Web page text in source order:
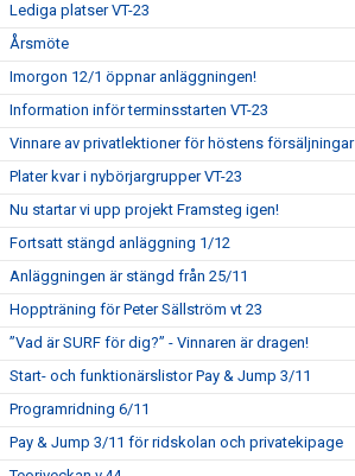
Lediga platser VT-23
Årsmöte
Imorgon 12/1 öppnar anläggningen!
Information inför terminsstarten VT-23
Vinnare av privatlektioner för höstens försäljningar
Plater kvar i nybörjargrupper VT-23
Nu startar vi upp projekt Framsteg igen!
Fortsatt stängd anläggning 1/12
Anläggningen är stängd från 25/11
Hoppträning för Peter Sällström vt 23
”Vad är SURF för dig?” - Vinnaren är dragen!
Start- och funktionärslistor Pay & Jump 3/11
Programridning 6/11
Pay & Jump 3/11 för ridskolan och privatekipage